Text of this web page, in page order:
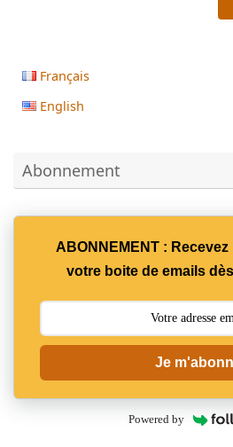
Français
English
Abonnement
ABONNEMENT :
votre boite de emails
Je
Powered by